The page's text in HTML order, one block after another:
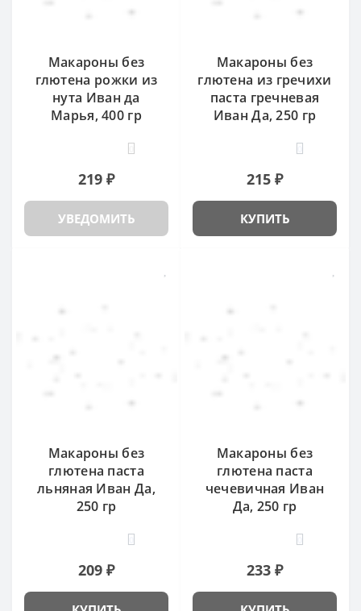
Макароны без
глютена рожки из
нута Иван да
Марья, 400 гр
219 ₽
УВЕДОМИТЬ
Макароны без
глютена из гречихи
паста гречневая
Иван Да, 250 гр
215 ₽
КУПИТЬ
Макароны без
глютена паста
льняная Иван Да,
250 гр
209 ₽
Макароны без
глютена паста
чечевичная Иван
Да, 250 гр
233 ₽